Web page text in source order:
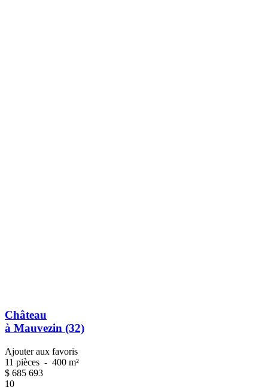
Château
à Mauvezin (32)
Ajouter aux favoris
11 pièces - 400 m²
$ 685 693
10